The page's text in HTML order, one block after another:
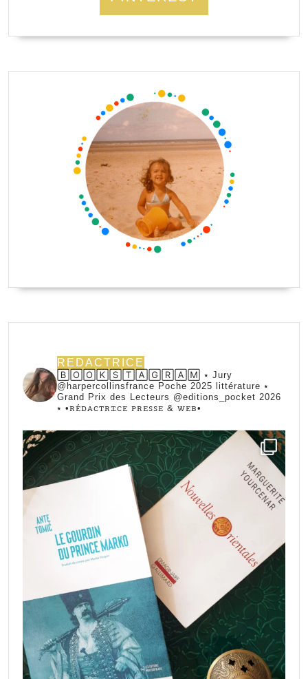
REDACTRICE
🄱🄾🄾🄺🅂🅃🄰🄶🅁🄰🄼 ⭑ Jury
@harpercollinsfrance Poche 2025 littérature ⭑
Grand Prix des Lecteurs @editions_pocket 2026
⭑ •ꭱꭼ́ꭰꭺꮯꭲꭱꮖꮯꭼ ꮲꭱꭼꮪꮪꭼ & ꮃꭼᏼ•